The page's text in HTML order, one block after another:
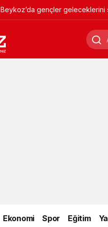
Beykoz’da gençler geleceklerini
Ekonomi Spor Eğitim